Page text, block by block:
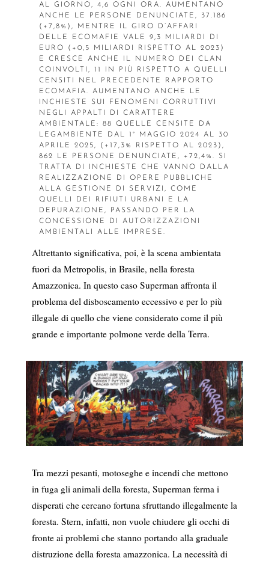
AL GIORNO, 4,6 OGNI ORA. AUMENTANO
ANCHE LE PERSONE DENUNCIATE, 37.186
(+7,8%), MENTRE IL GIRO D’AFFARI
DELLE ECOMAFIE VALE 9,3 MILIARDI DI
EURO (+0,5 MILIARDI RISPETTO AL 2023)
E CRESCE ANCHE IL NUMERO DEI CLAN
COINVOLTI, 11 IN PIÙ RISPETTO A QUELLI
CENSITI NEL PRECEDENTE RAPPORTO
ECOMAFIA. AUMENTANO ANCHE LE
INCHIESTE SUI FENOMENI CORRUTTIVI
NEGLI APPALTI DI CARATTERE
AMBIENTALE: 88 QUELLE CENSITE DA
LEGAMBIENTE DAL 1° MAGGIO 2024 AL 30
APRILE 2025, (+17,3% RISPETTO AL 2023),
862 LE PERSONE DENUNCIATE, +72,4%. SI
TRATTA DI INCHIESTE CHE VANNO DALLA
REALIZZAZIONE DI OPERE PUBBLICHE
ALLA GESTIONE DI SERVIZI, COME
QUELLI DEI RIFIUTI URBANI E LA
DEPURAZIONE, PASSANDO PER LA
CONCESSIONE DI AUTORIZZAZIONI
AMBIENTALI ALLE IMPRESE.
Altrettanto significativa, poi, è la scena ambientata
fuori da Metropolis, in Brasile, nella foresta
Amazzonica. In questo caso Superman affronta il
problema del disboscamento eccessivo e per lo più
illegale di quello che viene considerato come il più
grande e importante polmone verde della Terra.
Tra mezzi pesanti, motoseghe e incendi che mettono
in fuga gli animali della foresta, Superman ferma i
disperati che cercano fortuna sfruttando illegalmente la
foresta. Stern, infatti, non vuole chiudere gli occhi di
fronte ai problemi che stanno portando alla graduale
distruzione della foresta amazzonica. La necessità di